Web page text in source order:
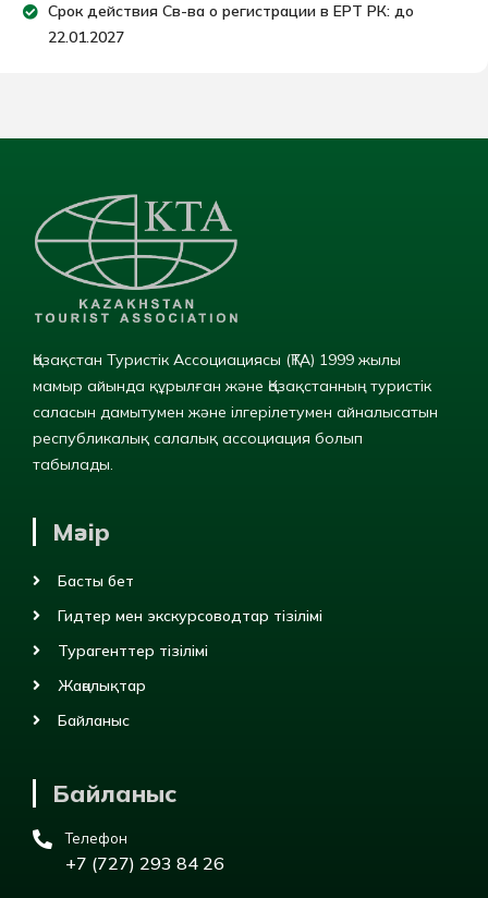
Срок действия Св-ва о регистрации в ЕРТ РК: до
22.01.2027
Қазақстан Туристік Ассоциациясы (ҚТА) 1999 жылы
мамыр айында құрылған және Қазақстанның туристік
саласын дамытумен және ілгерілетумен айналысатын
республикалық салалық ассоциация болып
табылады.
Мәзір
Басты бет
Гидтер мен экскурсоводтар тізілімі
Турагенттер тізілімі
Жаңалықтар
Байланыс
Байланыс
Телефон
+7 (727) 293 84 26